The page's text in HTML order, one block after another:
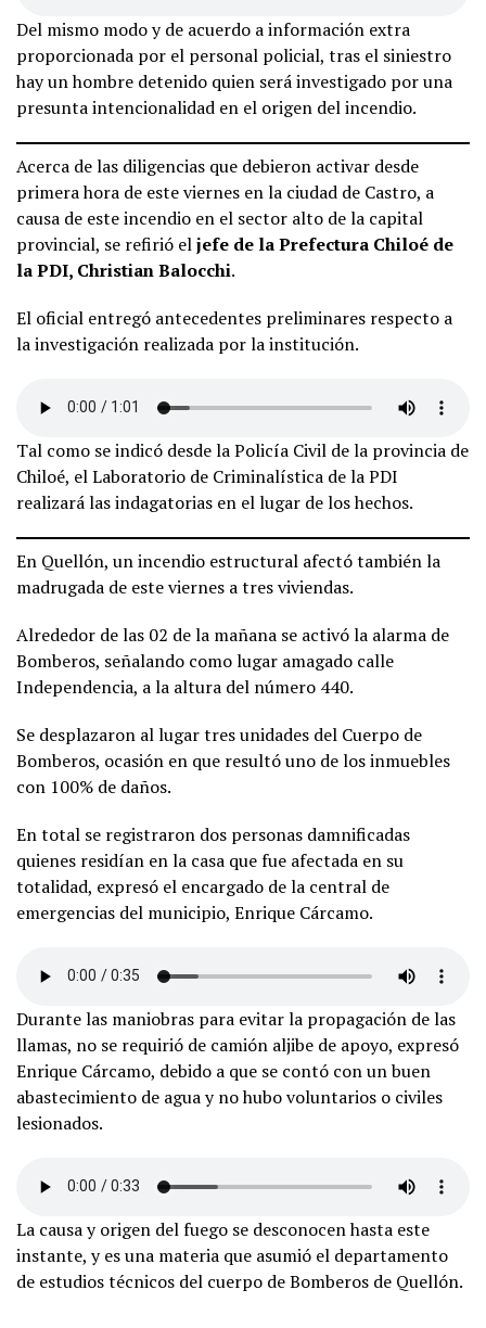
Del mismo modo y de acuerdo a información extra
proporcionada por el personal policial, tras el siniestro
hay un hombre detenido quien será investigado por una
presunta intencionalidad en el origen del incendio.
Acerca de las diligencias que debieron activar desde
primera hora de este viernes en la ciudad de Castro, a
causa de este incendio en el sector alto de la capital
provincial, se refirió eljefe de la Prefectura Chiloé de
la PDI, Christian Balocchi.
El oficial entregó antecedentes preliminares respecto a
la investigación realizada por la institución.
Tal como se indicó desde la Policía Civil de la provincia de
Chiloé, el Laboratorio de Criminalística de la PDI
realizará las indagatorias en el lugar de los hechos.
En Quellón, un incendio estructural afectó también la
madrugada de este viernes a tres viviendas.
Alrededor de las 02 de la mañana se activó la alarma de
Bomberos, señalando como lugar amagado calle
Independencia, a la altura del número 440.
Se desplazaron al lugar tres unidades del Cuerpo de
Bomberos, ocasión en que resultó uno de los inmuebles
con 100% de daños.
En total se registraron dos personas damnificadas
quienes residían en la casa que fue afectada en su
totalidad, expresó el encargado de la central de
emergencias del municipio, Enrique Cárcamo.
Durante las maniobras para evitar la propagación de las
llamas, no se requirió de camión aljibe de apoyo, expresó
Enrique Cárcamo, debido a que se contó con un buen
abastecimiento de agua y no hubo voluntarios o civiles
lesionados.
La causa y origen del fuego se desconocen hasta este
instante, y es una materia que asumió el departamento
de estudios técnicos del cuerpo de Bomberos de Quellón.